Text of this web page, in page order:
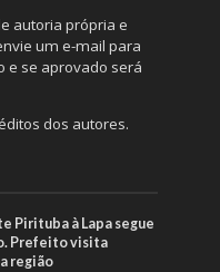
autoria própria e
um e-mail para
e se aprovado será
dos autores.
Pirituba à Lapa segue
Prefeito visita
região